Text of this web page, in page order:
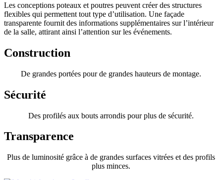
Les conceptions poteaux et poutres peuvent créer des structures
flexibles qui permettent tout type d’utilisation. Une façade
transparente fournit des informations supplémentaires sur l’intérieur
de la salle, attirant ainsi l’attention sur les événements.
Construction
De grandes portées pour de grandes hauteurs de montage.
Sécurité
Des profilés aux bouts arrondis pour plus de sécurité.
Transparence
Plus de luminosité grâce à de grandes surfaces vitrées et des profils
plus minces.